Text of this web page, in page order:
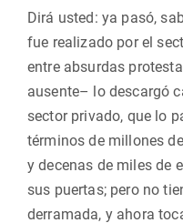
Dirá usted: ya pasó,
fue realizado por el
entre absurdas
ausente– lo descargó
sector privado, que lo
términos de millones
y decenas de miles de
sus puertas; pero no
derramada, y ahora